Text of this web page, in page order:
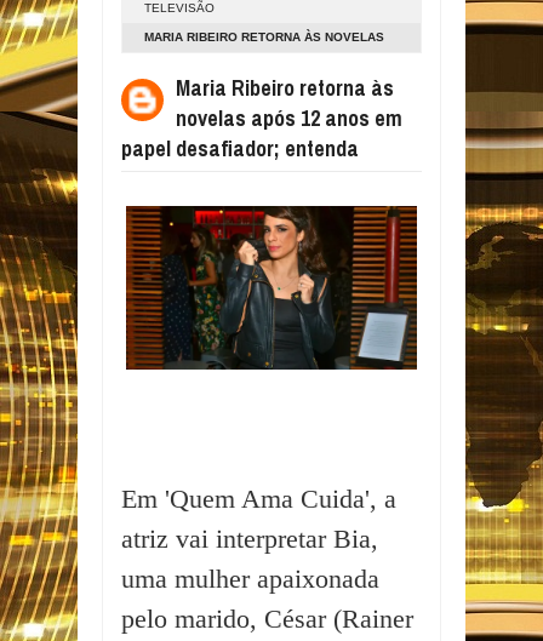
TELEVISÃO
MARIA RIBEIRO RETORNA ÀS NOVELAS
ENTENDAMaria Ribeiro retorna às
novelas após 12 anos em
papel desafiador; entenda
Em 'Quem Ama Cuida', a
atriz vai interpretar Bia,
uma mulher apaixonada
pelo marido, César (Rainer